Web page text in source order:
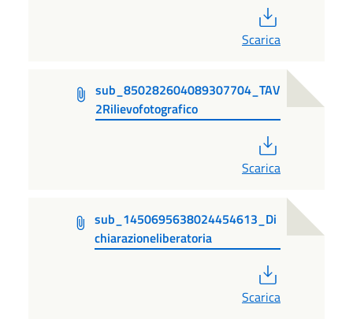
Scarica
sub_850282604089307704_TAV
2Rilievofotografico
Scarica
sub_1450695638024454613_Di
chiarazioneliberatoria
Scarica